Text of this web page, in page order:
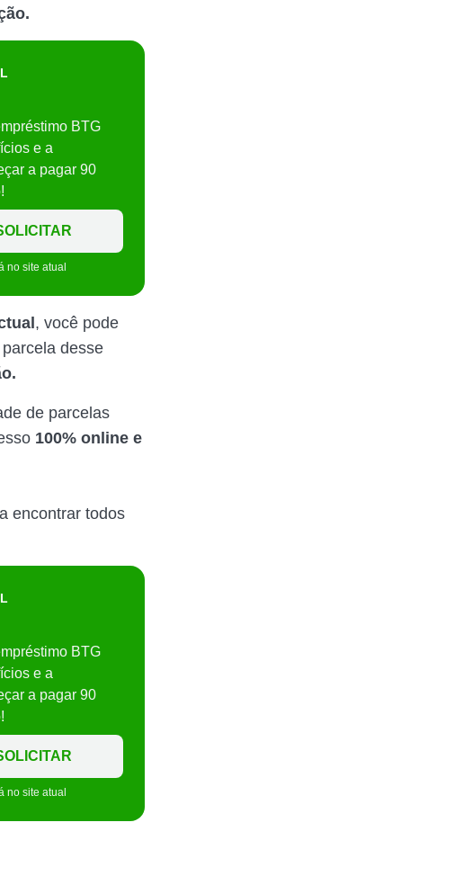
BTG
e a
a pagar 90
no site atual
, você pode
desse
de parcelas
100% online e
encontrar todos
BTG
e a
a pagar 90
no site atual